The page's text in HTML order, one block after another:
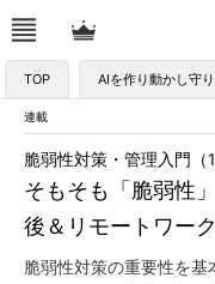
TOP AIを作り動かし守
連載
そもそも「脆弱性
後＆リモートワー
脆弱性対策・管理入門（1
脆弱性対策の重要性を